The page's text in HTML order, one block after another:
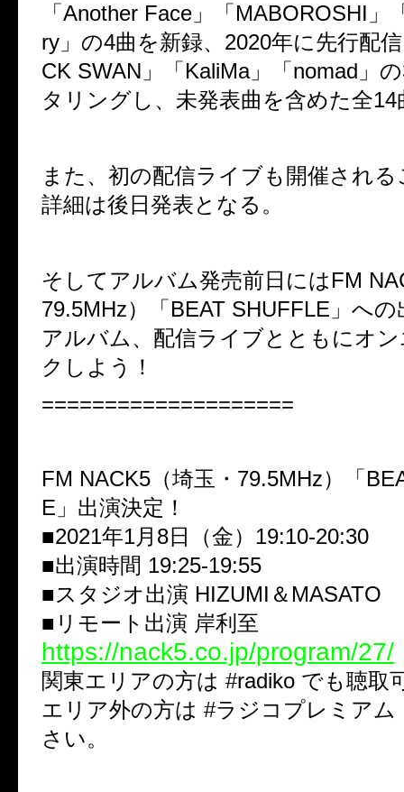
「Another Face」「MABOROSHI」
ry」の4曲を新録、2020年に先行配
CK SWAN」「KaliMa」「nomad」
タリングし、未発表曲を含めた全14
また、初の配信ライブも開催され
詳細は後日発表となる。
そしてアルバム発売前日にはFM
79.5MHz）「BEAT SHUFFLE」へ
アルバム、配信ライブとともにオ
クしよう！
====================
FM NACK5（埼玉・79.5MHz）「
E」出演決定！
■2021年1月8日（金）19:10-20:30
■出演時間 19:25-19:55
■スタジオ出演 HIZUMI＆MASATO
■リモート出演 岸利至
https://nack5.co.jp/program/27/
関東エリアの方は #radiko でも聴取
エリア外の方は #ラジコプレミアム
さい。